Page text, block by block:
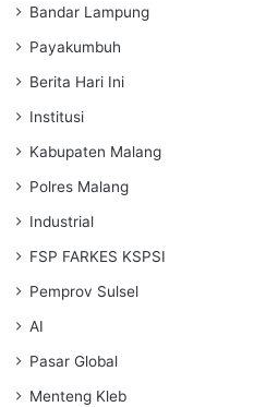
Bandar Lampung
Payakumbuh
Berita Hari Ini
Institusi
Kabupaten Malang
Polres Malang
Industrial
FSP FARKES KSPSI
Pemprov Sulsel
AI
Pasar Global
Menteng Kleb